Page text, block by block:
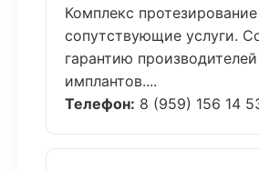
Комплекс
сопутствующие услуги.
гарантию производителей
имплантов....
Телефон: 8 (959) 156 14